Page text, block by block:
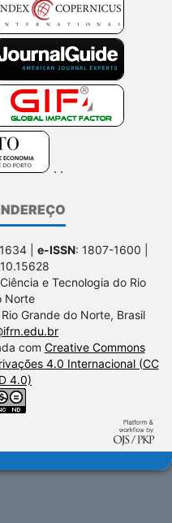
| e-ISSN: 1807-1600 |
e Tecnologia do Rio
Norte
Grande do Norte, Brasil
com Creative Commons
4.0 Internacional (CC
4.0)